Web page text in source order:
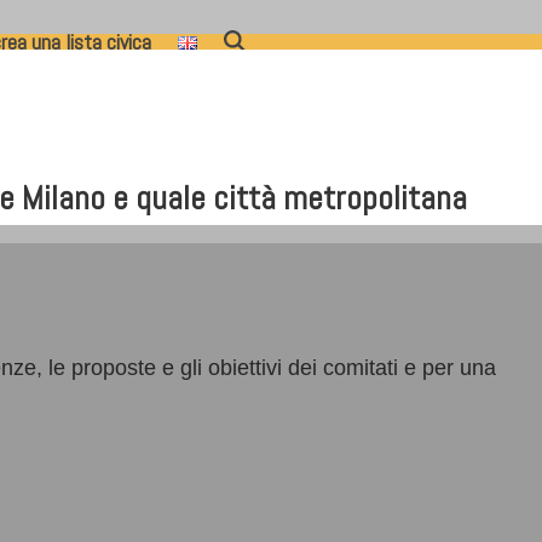
una lista civica
Milano e quale città metropolitana
le proposte e gli obiettivi dei comitati e per una